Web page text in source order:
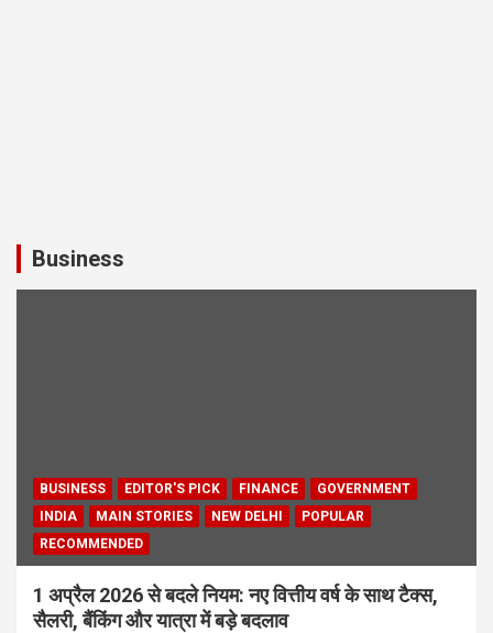
Business
BUSINESS EDITOR'S PICK FINANCE
GOVERNMENT
INDIA
MAIN STORIES NEW DELHI
POPULAR
RECOMMENDED
1 अप्रैल 2026 से बदले नियम: नए वित्तीय वर्ष के साथ टैक्स,
सैलरी, बैंकिंग और यात्रा में बड़े बदलाव